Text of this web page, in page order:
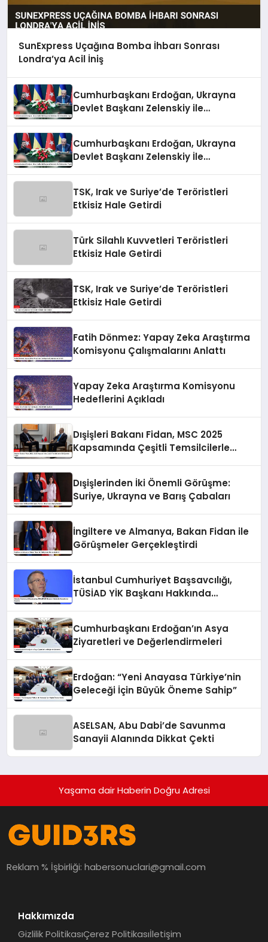
SunExpress Uçağına Bomba İhbarı Sonrası
Londra’ya Acil İniş
Cumhurbaşkanı Erdoğan, Ukrayna
Devlet Başkanı Zelenskiy ile
Cumhurbaşkanı Erdoğan, Ukrayna
Devlet Başkanı Zelenskiy İle
TSK, Irak ve Suriye’de Teröristleri
Etkisiz Hale Getirdi
Türk Silahlı Kuvvetleri Teröristleri
Etkisiz Hale Getirdi
TSK, Irak ve Suriye’de Teröristleri
Etkisiz Hale Getirdi
Fatih Dönmez: Yapay Zeka Araştırma
Komisyonu Çalışmalarını Anlattı
Yapay Zeka Araştırma Komisyonu
Hedeflerini Açıkladı
Dışişleri Bakanı Fidan, MSC 2025
Kapsamında Çeşitli Temsilcilerle
Dışişlerinden İki Önemli Görüşme:
Suriye, Ukrayna ve Barış Çabaları
İngiltere ve Almanya, Bakan Fidan ile
Görüşmeler Gerçekleştirdi
İstanbul Cumhuriyet Başsavcılığı,
TÜSİAD YİK Başkanı Hakkında
Cumhurbaşkanı Erdoğan’ın Asya
Ziyaretleri ve Değerlendirmeleri
Erdoğan: “Yeni Anayasa Türkiye’nin
Geleceği İçin Büyük Öneme Sahip”
ASELSAN, Abu Dabi’de Savunma
Sanayii Alanında Dikkat Çekti
Yaşama dair Haberin Doğru Adresi
Reklam % İşbirliği:habersonuclari@gmail.com
Hakkımızda
Gizlilik PolitikasıÇerez Politikasıİletişim